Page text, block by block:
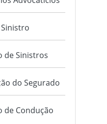
de Sinistros
do Segurado
de Condução